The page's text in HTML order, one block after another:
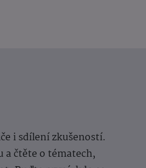
i sdílení zkušeností.
a čtěte o tématech,